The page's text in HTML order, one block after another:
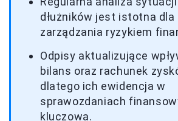
dłużników jest istotna
zarządzania ryzykiem
Odpisy aktualizujące
bilans oraz rachunek
dlatego ich ewidencja w
sprawozdaniach
kluczowa.